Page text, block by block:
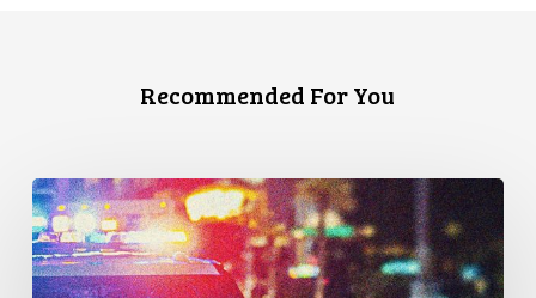
Recommended For You
Appels
en
faveur
d’une